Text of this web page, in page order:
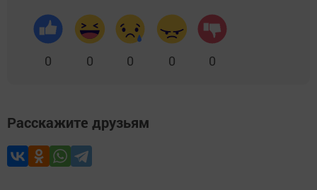
0 0 0 0 0
Расскажите друзьям